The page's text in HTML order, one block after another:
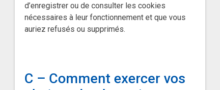
d’enregistrer ou de consulter les cookies
nécessaires à leur fonctionnement et que vous
auriez refusés ou supprimés.
C – Comment exercer vos